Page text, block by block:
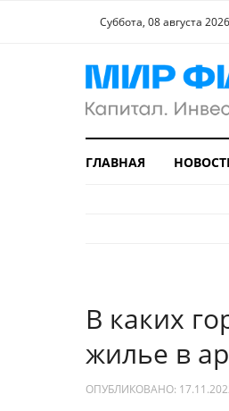
Суббота, 08 августа 2026
ГЛАВНАЯ
В каких
жилье в
ОПУБЛИКОВАНО: